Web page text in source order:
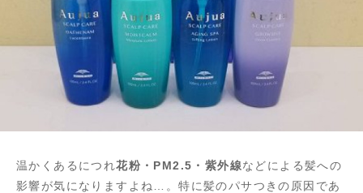
温かくあるにつれ花粉・PM2.5・紫外線などによる髪への
影響が気になりますよね…。特に髪のパサつきの原因であ